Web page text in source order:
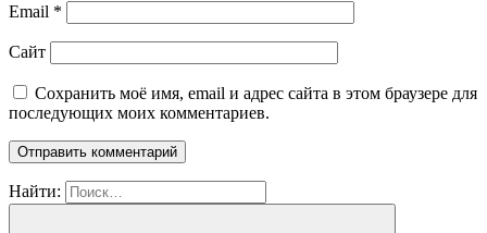
Email *
Сайт
Сохранить моё имя, email и адрес сайта в этом браузере для
последующих моих комментариев.
Найти: